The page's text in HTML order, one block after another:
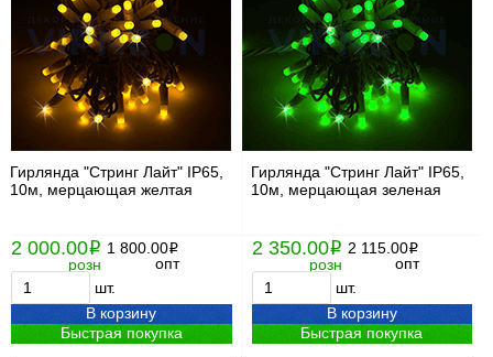
Гирлянда "Стринг Лайт" IP65,
10м, мерцающая желтая
2 000.00i
розн
1 800.00i
опт
шт.
В корзину
Быстрая покупка
Гирлянда "Стринг Лайт" IP65,
10м, мерцающая зеленая
2 350.00i
розн
2 115.00i
опт
шт.
В корзину
Быстрая покупка